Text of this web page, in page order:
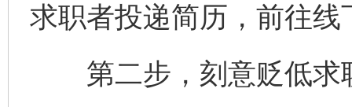
求职者投递简历，前往线
第二步，刻意贬低求